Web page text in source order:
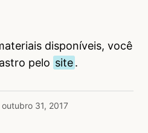
disponíveis, você
pelo site.
outubro 31, 2017